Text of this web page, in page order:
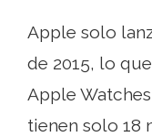
Apple solo
de 2015, lo
Apple
tienen solo 18